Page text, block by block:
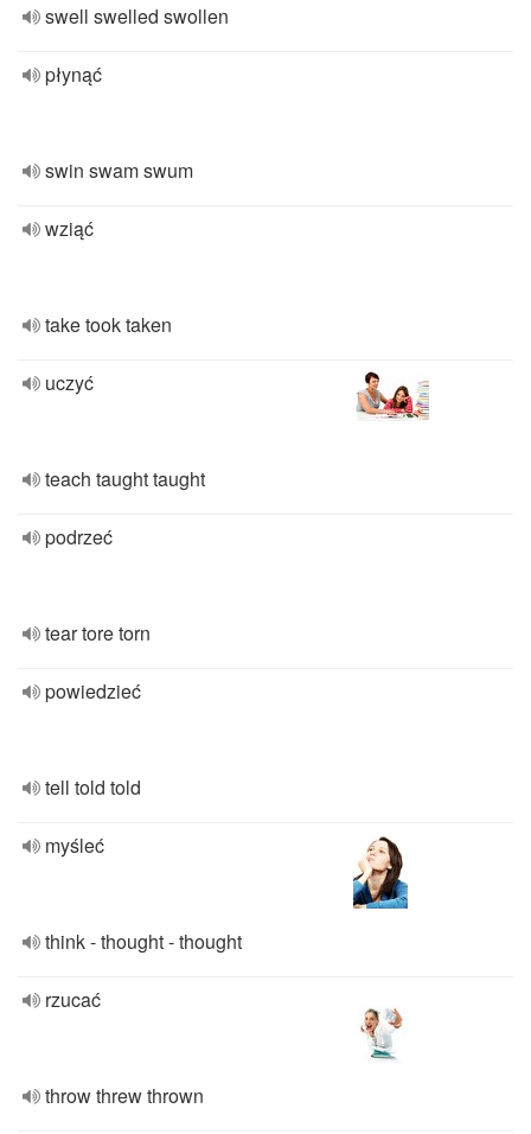
swell swelled swollen
płynąć
swin swam swum
wziąć
take took taken
uczyć
teach taught taught
podrzeć
tear tore torn
powiedzieć
tell told told
myśleć
think - thought - thought
rzucać
throw threw thrown